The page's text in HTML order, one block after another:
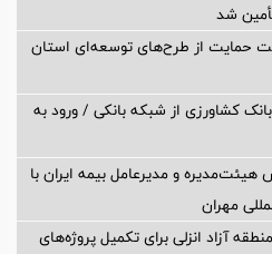
حمایت از طرح‌های توسعه‌ای استان
کشاورزی از شبکه بانکی / ورود به
و مدیرعامل بیمه ایران با
مهران
آزاد انزلی برای تكمیل پروژه‌های